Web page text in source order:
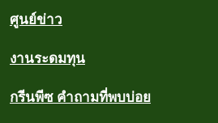
ศูนย์ข่าว
งานระดมทุน
กรีนพีซ คำถามที่พบบ่อย